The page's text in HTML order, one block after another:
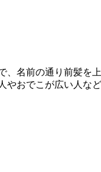
名前の通り前髪を
おでこが広い人な